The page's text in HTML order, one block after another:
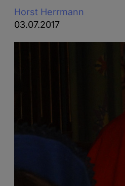
Horst Herrmann
03.07.2017